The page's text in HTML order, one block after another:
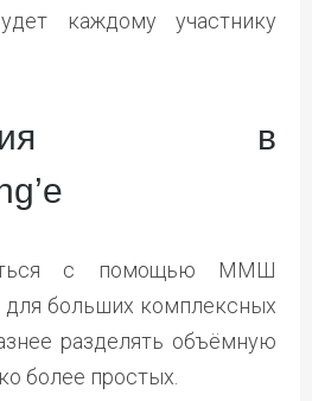
каждому участнику
в
с помощью ММШ
для больших комплексных
разделять объёмную
более простых.